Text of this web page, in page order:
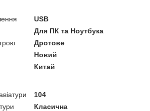
USB
Для ПК та Ноутбука
Дротове
Новий
Китай
104
Класична